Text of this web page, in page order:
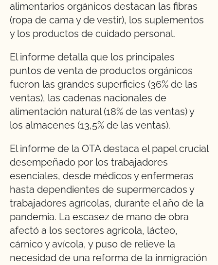
alimentarios orgánicos destacan las fibras
(ropa de cama y de vestir), los suplementos
y los productos de cuidado personal.
El informe detalla que los principales
puntos de venta de productos orgánicos
fueron las grandes superficies (36% de las
ventas), las cadenas nacionales de
alimentación natural (18% de las ventas) y
los almacenes (13,5% de las ventas).
El informe de la OTA destaca el papel crucial
desempeñado por los trabajadores
esenciales, desde médicos y enfermeras
hasta dependientes de supermercados y
trabajadores agrícolas, durante el año de la
pandemia. La escasez de mano de obra
afectó a los sectores agrícola, lácteo,
cárnico y avícola, y puso de relieve la
necesidad de una reforma de la inmigración